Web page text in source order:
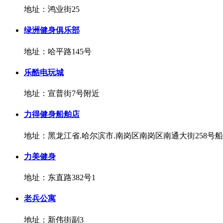
地址：鸿业街25
绿洲健身俱乐部
地址：哈平路145号
乐酷电玩城
地址：宣普街7号附近
力得健身船舶店
地址：黑龙江省.哈尔滨市.南岗区南岗区南通大街258号
力美健身
地址：东直路382号1
老兵公寓
地址：新伟街副3